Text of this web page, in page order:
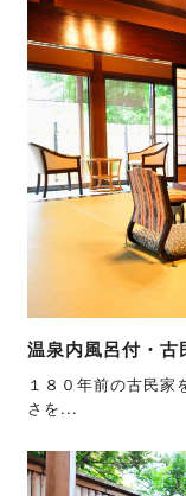
温泉内風呂付・古
１８０年前の古民家
さを...